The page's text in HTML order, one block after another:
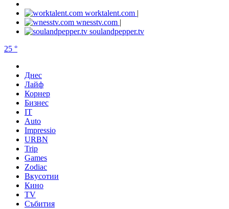
worktalent.com |
wnesstv.com |
soulandpepper.tv
25 °
Днес
Лайф
Корнер
Бизнес
IT
Auto
Impressio
URBN
Trip
Games
Zodiac
Вкусотии
Кино
TV
Събития